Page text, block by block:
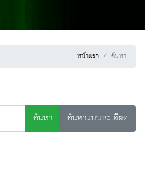
หน้าแรก ค้นหา
ค้นหา
ค้นหาแบบละเอียด